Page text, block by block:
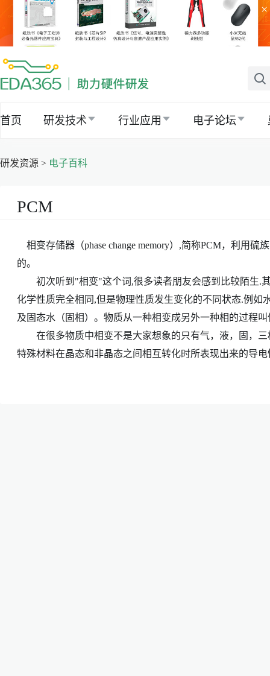
×
首页 研发技术 行业应用 电子论坛
研发资源 > 电子百科
PCM
相变存储器（phase change memory）,简称PCM，利用
的。
初次听到"相变"这个词,很多读者朋友会感到比较陌生.其
化学性质完全相同,但是物理性质发生变化的不同状态.例
及固态水（固相）。物质从一种相变成另外一种相的过程
在很多物质中相变不是大家想象的只有气，液，固，三
特殊材料在晶态和非晶态之间相互转化时所表现出来的导